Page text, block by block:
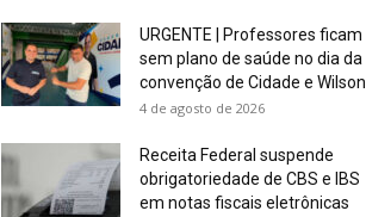
URGENTE | Professores ficam
sem plano de saúde no dia da
convenção de Cidade e Wilson
4 de agosto de 2026
Receita Federal suspende
obrigatoriedade de CBS e IBS
em notas fiscais eletrônicas